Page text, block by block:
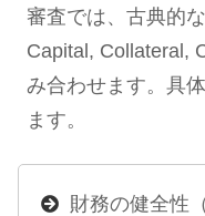
審査では、古典的
Capital, Collateral,
み合わせます。具
ます。
財務の健全性